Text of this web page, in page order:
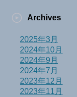
Archives
2025年3月
2024年10月
2024年9月
2024年7月
2023年12月
2023年11月